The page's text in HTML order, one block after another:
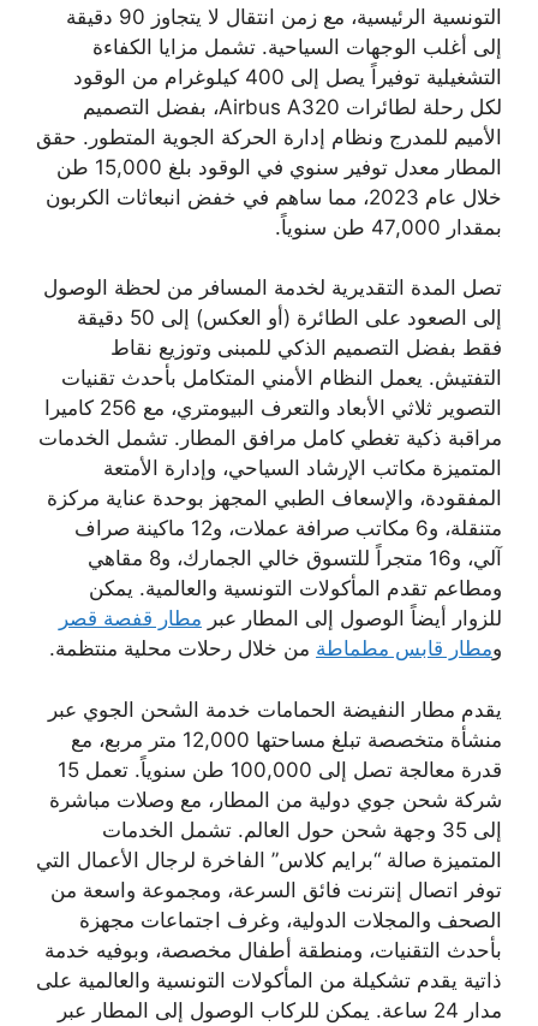
التونسية الرئيسية، مع زمن انتقال لا يتجاوز 90 دقيقة
إلى أغلب الوجهات السياحية. تشمل مزايا الكفاءة
التشغيلية توفيراً يصل إلى 400 كيلوغرام من الوقود
لكل رحلة لطائرات Airbus A320، بفضل التصميم
الأميم للمدرج ونظام إدارة الحركة الجوية المتطور. حقق
المطار معدل توفير سنوي في الوقود بلغ 15,000 طن
خلال عام 2023، مما ساهم في خفض انبعاثات الكربون
بمقدار 47,000 طن سنوياً.
تصل المدة التقديرية لخدمة المسافر من لحظة الوصول
إلى الصعود على الطائرة (أو العكس) إلى 50 دقيقة
فقط بفضل التصميم الذكي للمبنى وتوزيع نقاط
التفتيش. يعمل النظام الأمني المتكامل بأحدث تقنيات
التصوير ثلاثي الأبعاد والتعرف البيومتري، مع 256 كاميرا
مراقبة ذكية تغطي كامل مرافق المطار. تشمل الخدمات
المتميزة مكاتب الإرشاد السياحي، وإدارة الأمتعة
المفقودة، والإسعاف الطبي المجهز بوحدة عناية مركزة
متنقلة، و6 مكاتب صرافة عملات، و12 ماكينة صراف
آلي، و16 متجراً للتسوق خالي الجمارك، و8 مقاهي
ومطاعم تقدم المأكولات التونسية والعالمية. يمكن
للزوار أيضاً الوصول إلى المطار عبر مطار قفصة قصر
ومطار قابس مطماطة من خلال رحلات محلية منتظمة.
يقدم مطار النفيضة الحمامات خدمة الشحن الجوي عبر
منشأة متخصصة تبلغ مساحتها 12,000 متر مربع، مع
قدرة معالجة تصل إلى 100,000 طن سنوياً. تعمل 15
شركة شحن جوي دولية من المطار، مع وصلات مباشرة
إلى 35 وجهة شحن حول العالم. تشمل الخدمات
المتميزة صالة “برايم كلاس” الفاخرة لرجال الأعمال التي
توفر اتصال إنترنت فائق السرعة، ومجموعة واسعة من
الصحف والمجلات الدولية، وغرف اجتماعات مجهزة
بأحدث التقنيات، ومنطقة أطفال مخصصة، وبوفيه خدمة
ذاتية يقدم تشكيلة من المأكولات التونسية والعالمية على
مدار 24 ساعة. يمكن للركاب الوصول إلى المطار عبر